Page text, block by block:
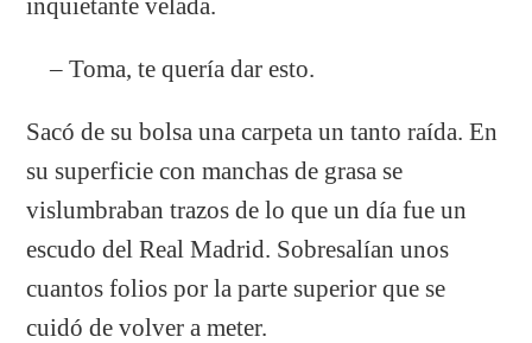
– Toma, te quería dar esto.
Sacó de su bolsa una carpeta un tanto raída. En
su superficie con manchas de grasa se
vislumbraban trazos de lo que un día fue un
escudo del Real Madrid. Sobresalían unos
cuantos folios por la parte superior que se
cuidó de volver a meter.